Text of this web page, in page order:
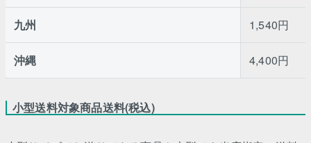
九州 1,540円
沖縄 4,400円
小型送料対象商品送料(税込)